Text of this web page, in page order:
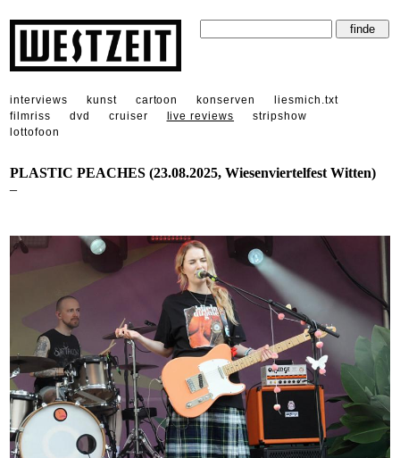
interviews kunst cartoon konserven
liesmich.txt
filmriss
dvd cruiser live reviews
stripshow
lottofoon
PLASTIC PEACHES (23.08.2025, Wiesenviertelfest Witten)